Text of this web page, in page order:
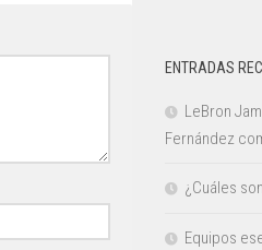
ENTRADAS
LeBron
Fernández
¿Cuáles
Equipos